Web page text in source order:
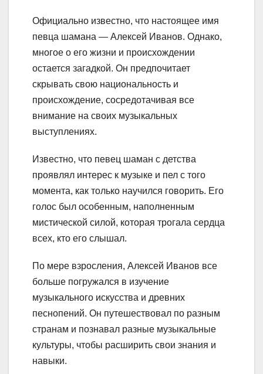
Официально известно, что настоящее имя
певца шамана — Алексей Иванов. Однако,
многое о его жизни и происхождении
остается загадкой. Он предпочитает
скрывать свою национальность и
происхождение, сосредотачивая все
внимание на своих музыкальных
выступлениях.
Известно, что певец шаман с детства
проявлял интерес к музыке и пел с того
момента, как только научился говорить. Его
голос был особенным, наполненным
мистической силой, которая трогала сердца
всех, кто его слышал.
По мере взросления, Алексей Иванов все
больше погружался в изучение
музыкального искусства и древних
песнопений. Он путешествовал по разным
странам и познавал разные музыкальные
культуры, чтобы расширить свои знания и
навыки.